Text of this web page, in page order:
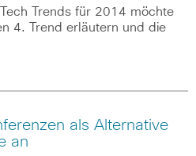
Trends für 2014 möchte
4. Trend erläutern und die
als Alternative
an